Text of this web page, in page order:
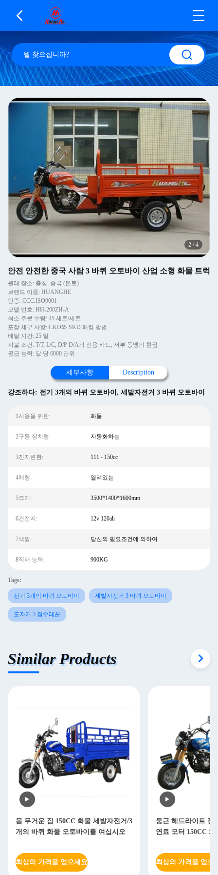
2 /4
안전 안전한 중국 사람 3 바퀴 오토바이 산업 소형 화물 트럭
원래 장소: 충칭, 중국 (본토)
브랜드 이름: HUANGHE
인증: CCC.ISO9001
모델 번호: HH-200ZH-A
최소 주문 수량: 45 세트/세트
포장 세부 사항: CKD와 SKD 패킹 방법
배달 시간: 25 일
지불 조건: T/T, L/C, D/P D/A의 신용 카드, 서부 동맹의 현금
공급 능력: 달 당 6000 단위
세부사항 Description
강조하다: 전기 3개의 바퀴 오토바이 , 세발자전거 3 바퀴 오토바이
1사용을 위한: 화물
2구동 장치형: 자동화하는
3진지변환: 111 - 150cc
4체형: 열려있는
5크기: 3500*1400*1600mm
6건전지: 12v 120ah
7색깔: 당신의 필요조건에 의하여
8적재 능력: 900KG
Tags:
전기 3개의 바퀴 오토바이 세발자전거 3 바퀴 오토바이
도자기 3 짐수레꾼
Similar Products
몸 무거운 짐 150CC 화물 세발자전거/3
개의 바퀴 화물 오토바이를 여십시오
최상의 가격을 얻으세요
둥근 헤드라이트 짐
연료 모터 150CC
최상의 가격을 얻으